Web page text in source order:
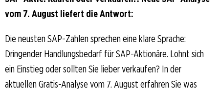
vom 7. August liefert die Antwort:
Die neusten SAP-Zahlen sprechen eine klare Sprache:
Dringender Handlungsbedarf für SAP-Aktionäre. Lohnt sich
ein Einstieg oder sollten Sie lieber verkaufen? In der
aktuellen Gratis-Analyse vom 7. August erfahren Sie was